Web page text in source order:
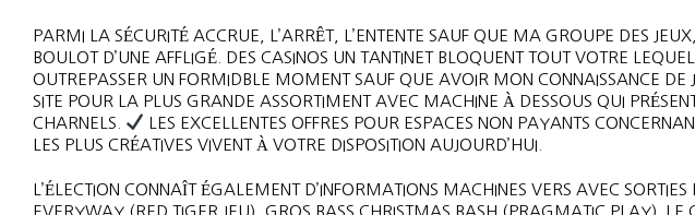
PARMI LA SÉCURITÉ ACCRUE, L’ARRÊT, L’ENTENTE SAUF QUE MA GROUPE DES
BOULOT D’UNE AFFLIGÉ. DES CASINOS UN TANTINET BLOQUENT TOUT VOTRE
OUTREPASSER UN FORMIDBLE MOMENT SAUF QUE AVOIR MON CONNAISSANCE DE
SITE POUR LA PLUS GRANDE ASSORTIMENT AVEC MACHINE À DESSOUS QUI
CHARNELS.
LES EXCELLENTES OFFRES POUR ESPACES NON PAYANTS
LES PLUS CRÉATIVES VIVENT À VOTRE DISPOSITION AUJOURD’HUI.
L’ÉLECTION CONNAÎT ÉGALEMENT D’INFORMATIONS MACHINES VERS AVEC
EVERYWAY (RED TIGER JEU), GROS BASS CHRISTMAS BASH (PRAGMATIC PLAY). LE